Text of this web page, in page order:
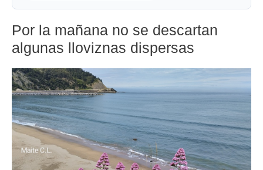
Por la mañana no se descartan
algunas lloviznas dispersas